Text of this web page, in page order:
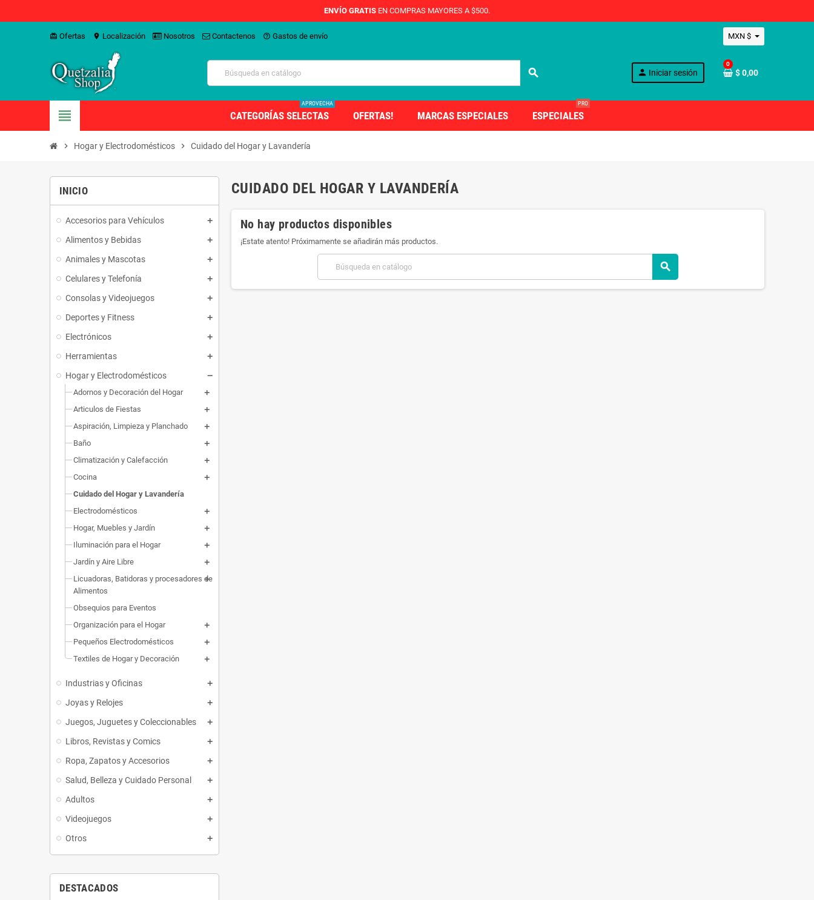
ENVÍO GRATIS EN COMPRAS MAYORES A $500.
card_giftcard Ofertas location_on Localización Nosotros Contactenos help_outline Gastos de envío MXN $
search person Iniciar sesión
0
$ 0,00
view_headline CATEGORÍAS SELECTAS
APROVECHA
OFERTAS! MARCAS ESPECIALES ESPECIALES
PRO
chevron_right Hogar y Electrodomésticos chevron_right Cuidado del Hogar y Lavandería
INICIO
Accesorios para Vehículos
Alimentos y Bebidas
Animales y Mascotas
Celulares y Telefonía
Consolas y Videojuegos
Deportes y Fitness
Electrónicos
Herramientas
Hogar y Electrodomésticos
Adornos y Decoración del Hogar
Articulos de Fiestas
Aspiración, Limpieza y Planchado
Baño
Climatización y Calefacción
Cocina
Cuidado del Hogar y Lavandería
Electrodomésticos
Hogar, Muebles y Jardín
Iluminación para el Hogar
Jardín y Aire Libre
Licuadoras, Batidoras y procesadores de
Alimentos
Obsequios para Eventos
Organización para el Hogar
Pequeños Electrodomésticos
Textiles de Hogar y Decoración
Industrias y Oficinas
Joyas y Relojes
Juegos, Juguetes y Coleccionables
Libros, Revistas y Comics
Ropa, Zapatos y Accesorios
Salud, Belleza y Cuidado Personal
Adultos
Videojuegos
Otros
DESTACADOS
CUIDADO DEL HOGAR Y LAVANDERÍA
No hay productos disponibles
¡Estate atento! Próximamente se añadirán más productos.
search